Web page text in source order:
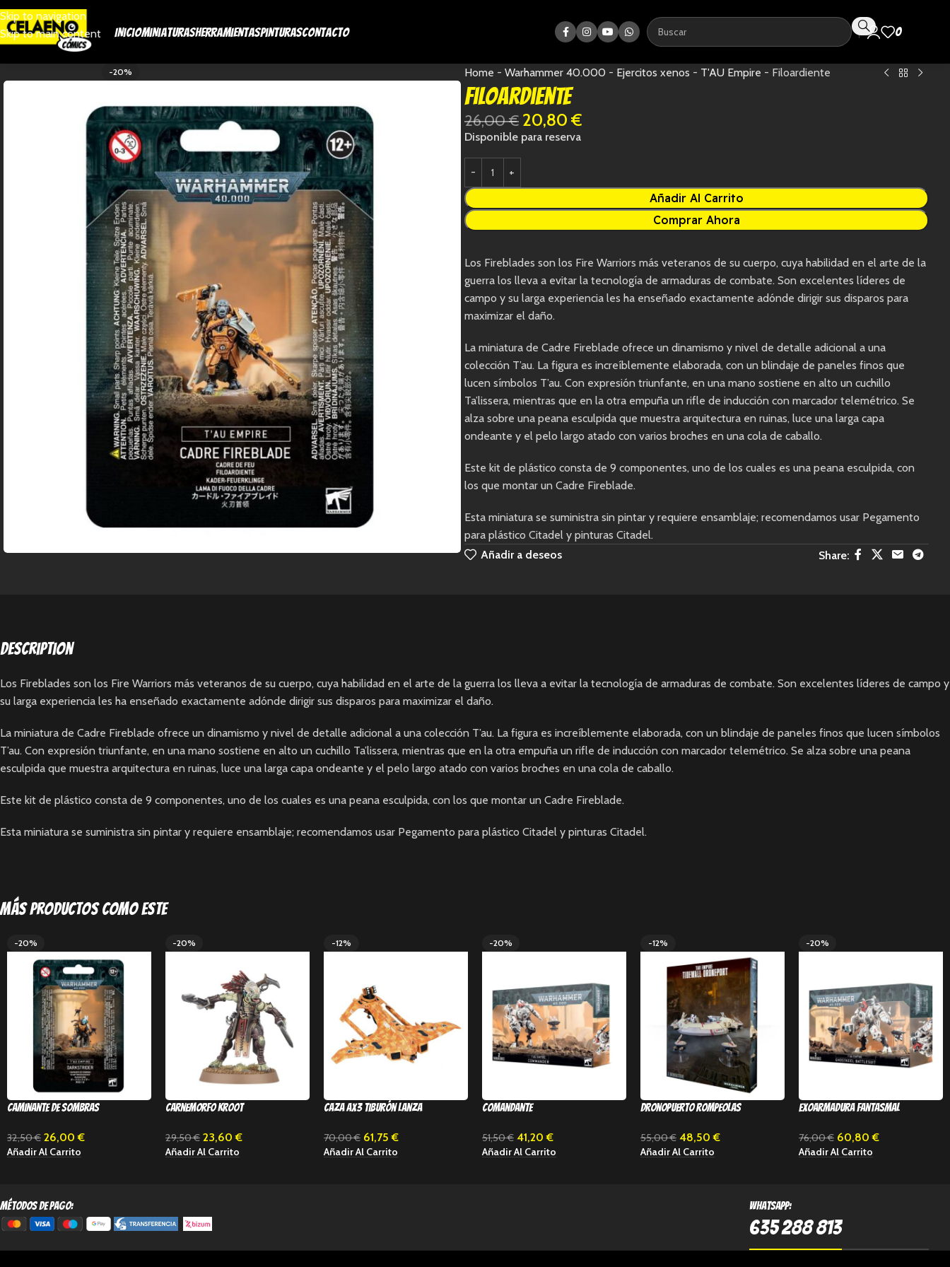
Skip to navigation
Skip to main content
InicioMiniaturasHerramientasPinturasContacto 0
-20% Home - Warhammer 40.000 - Ejercitos xenos - T'AU Empire - Filoardiente
Filoardiente
26,00€ 20,80 €
Disponible para reserva
Añadir Al Carrito
Comprar Ahora
Los Fireblades son los Fire Warriors más veteranos de su cuerpo, cuya habilidad en el arte de la
guerra los lleva a evitar la tecnología de armaduras de combate. Son excelentes líderes de
campo y su larga experiencia les ha enseñado exactamente adónde dirigir sus disparos para
maximizar el daño.
La miniatura de Cadre Fireblade ofrece un dinamismo y nivel de detalle adicional a una
colección T’au. La figura es increíblemente elaborada, con un blindaje de paneles finos que
lucen símbolos T’au. Con expresión triunfante, en una mano sostiene en alto un cuchillo
Ta’lissera, mientras que en la otra empuña un rifle de inducción con marcador telemétrico. Se
alza sobre una peana esculpida que muestra arquitectura en ruinas, luce una larga capa
ondeante y el pelo largo atado con varios broches en una cola de caballo.
Este kit de plástico consta de 9 componentes, uno de los cuales es una peana esculpida, con
los que montar un Cadre Fireblade.
Esta miniatura se suministra sin pintar y requiere ensamblaje; recomendamos usar Pegamento
para plástico Citadel y pinturas Citadel.
Añadir a deseos
Share:
Description
Los Fireblades son los Fire Warriors más veteranos de su cuerpo, cuya habilidad en el arte de la guerra los lleva a evitar la tecnología de armaduras de combate. Son excelentes líderes de campo y
su larga experiencia les ha enseñado exactamente adónde dirigir sus disparos para maximizar el daño.
La miniatura de Cadre Fireblade ofrece un dinamismo y nivel de detalle adicional a una colección T’au. La figura es increíblemente elaborada, con un blindaje de paneles finos que lucen símbolos
T’au. Con expresión triunfante, en una mano sostiene en alto un cuchillo Ta’lissera, mientras que en la otra empuña un rifle de inducción con marcador telemétrico. Se alza sobre una peana
esculpida que muestra arquitectura en ruinas, luce una larga capa ondeante y el pelo largo atado con varios broches en una cola de caballo.
Este kit de plástico consta de 9 componentes, uno de los cuales es una peana esculpida, con los que montar un Cadre Fireblade.
Esta miniatura se suministra sin pintar y requiere ensamblaje; recomendamos usar Pegamento para plástico Citadel y pinturas Citadel.
Más productos como este
-20%
Caminante de Sombras
32,50€ 26,00€
Añadir Al Carrito
-20%
Carnemorfo Kroot
29,50€ 23,60€
Añadir Al Carrito
-12%
Caza AX3 Tiburón Lanza
70,00€ 61,75€
Añadir Al Carrito
-20%
Comandante
51,50€ 41,20€
Añadir Al Carrito
-12%
Dronopuerto rompeolas
55,00€ 48,50€
Añadir Al Carrito
-20%
Exoarmadura fantasmal
76,00€ 60,80€
Añadir Al Carrito
métodos de pago: Whatsapp:
635 288 813